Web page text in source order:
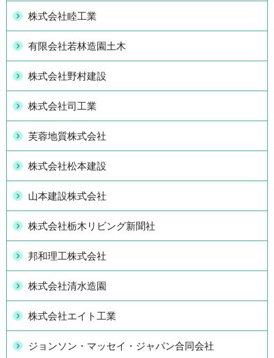
株式会社睦工業
有限会社若林造園土木
株式会社野村建設
株式会社司工業
芙蓉地質株式会社
株式会社松本建設
山本建設株式会社
株式会社栃木リビング新聞社
邦和理工株式会社
株式会社清水造園
株式会社エイト工業
ジョンソン・マッセイ・ジャパン合同会社